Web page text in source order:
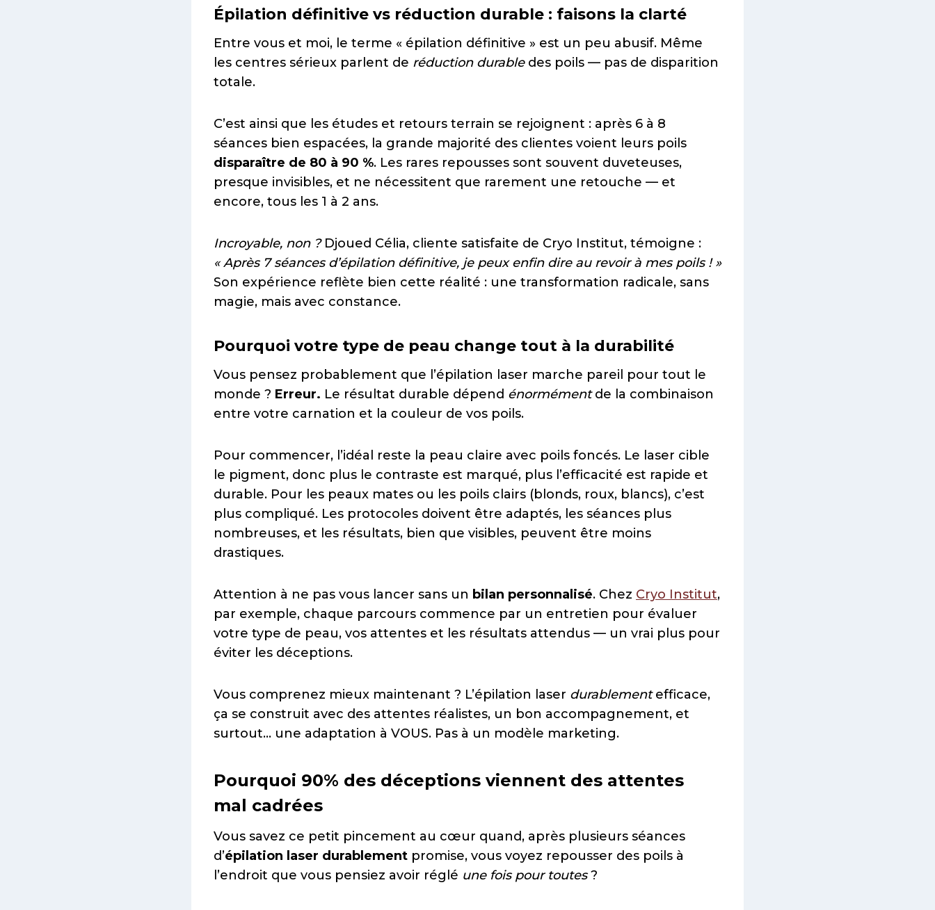
Épilation définitive vs réduction durable : faisons la clarté
Entre vous et moi, le terme « épilation définitive » est un peu abusif. Même
les centres sérieux parlent de réduction durabledes poils — pas de disparition
totale.
C’est ainsi que les études et retours terrain se rejoignent : après 6 à 8
séances bien espacées, la grande majorité des clientes voient leurs poils
disparaître de 80 à 90 %. Les rares repousses sont souvent duveteuses,
presque invisibles, et ne nécessitent que rarement une retouche — et
encore, tous les 1 à 2 ans.
Incroyable, non ?Djoued Célia, cliente satisfaite de Cryo Institut, témoigne :
« Après 7 séances d’épilation définitive, je peux enfin dire au revoir à mes poils ! »
Son expérience reflète bien cette réalité : une transformation radicale, sans
magie, mais avec constance.
Pourquoi votre type de peau change tout à la durabilité
Vous pensez probablement que l’épilation laser marche pareil pour tout le
monde ? Erreur. Le résultat durable dépend énormémentde la combinaison
entre votre carnation et la couleur de vos poils.
Pour commencer, l’idéal reste la peau claire avec poils foncés. Le laser cible
le pigment, donc plus le contraste est marqué, plus l’efficacité est rapide et
durable. Pour les peaux mates ou les poils clairs (blonds, roux, blancs), c’est
plus compliqué. Les protocoles doivent être adaptés, les séances plus
nombreuses, et les résultats, bien que visibles, peuvent être moins
drastiques.
Attention à ne pas vous lancer sans un bilan personnalisé. Chez Cryo Institut,
par exemple, chaque parcours commence par un entretien pour évaluer
votre type de peau, vos attentes et les résultats attendus — un vrai plus pour
éviter les déceptions.
Vous comprenez mieux maintenant ? L’épilation laser durablementefficace,
ça se construit avec des attentes réalistes, un bon accompagnement, et
surtout… une adaptation à VOUS. Pas à un modèle marketing.
Pourquoi 90% des déceptions viennent des attentes
mal cadrées
Vous savez ce petit pincement au cœur quand, après plusieurs séances
d’épilation laser durablement promise, vous voyez repousser des poils à
l’endroit que vous pensiez avoir réglé une fois pour toutes?